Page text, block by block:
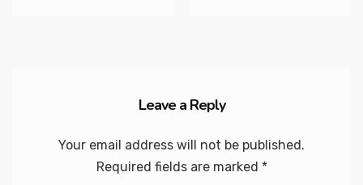
Leave a Reply
Your email address will not be published.
Required fields are marked *